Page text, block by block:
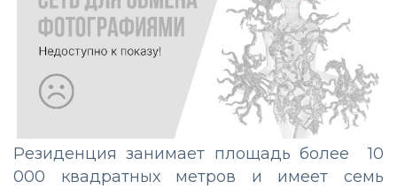
Резиденция занимает площадь более 10
000 квадратных метров и имеет семь